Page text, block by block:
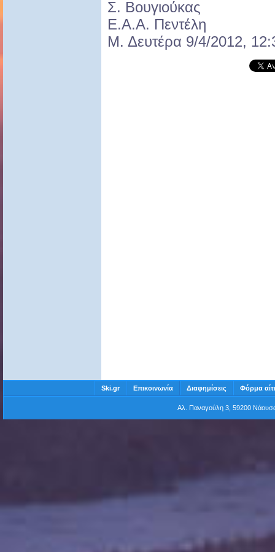
Σ. Βουγιούκας
Ε.Α.Α. Πεντέλη
Μ. Δευτέρα 9/4/2012,
Ski.gr Επικοινωνία Διαφημίσεις Φόρμα
Αλ. Παναγούλη 3, 59200